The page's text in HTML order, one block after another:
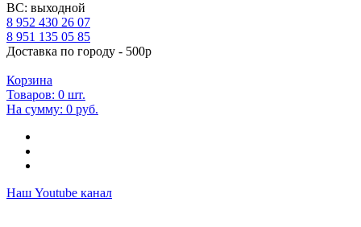
ВС: выходной
8 952 430 26 07
8 951 135 05 85
Доставка по городу - 500р
Корзина
Товаров: 0 шт.
На сумму: 0 руб.
Наш Youtube канал